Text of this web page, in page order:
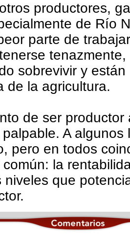
productores,
de Río
parte de
sobrevivir y
de la agricultura.
de ser productor
A algunos
pero en todos
la
niveles que